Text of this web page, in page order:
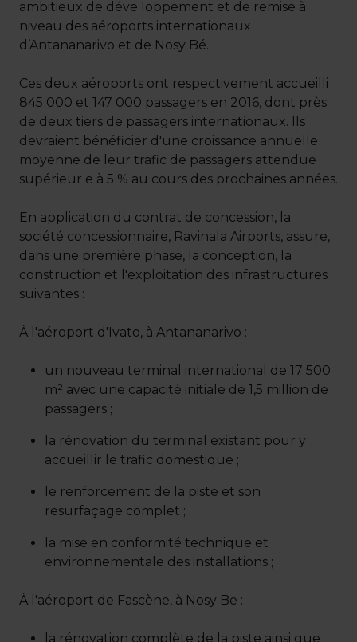
ambitieux de déve loppement et de remise à
niveau des aéroports internationaux
d’Antananarivo et de Nosy Bé.
Ces deux aéroports ont respectivement accueilli
845 000 et 147 000 passagers en 2016, dont près
de deux tiers de passagers internationaux. Ils
devraient bénéficier d'une croissance annuelle
moyenne de leur trafic de passagers attendue
supérieur e à 5 % au cours des prochaines années.
En application du contrat de concession, la
société concessionnaire, Ravinala Airports, assure,
dans une première phase, la conception, la
construction et l'exploitation des infrastructures
suivantes :
À l'aéroport d'Ivato, à Antananarivo :
un nouveau terminal international de 17 500
m² avec une capacité initiale de 1,5 million de
passagers ;
la rénovation du terminal existant pour y
accueillir le trafic domestique ;
le renforcement de la piste et son
resurfaçage complet ;
la mise en conformité technique et
environnementale des installations ;
À l'aéroport de Fascène, à Nosy Be :
la rénovation complète de la piste ainsi que